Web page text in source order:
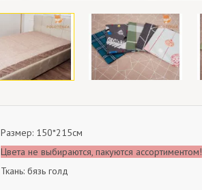
Размер: 150*215см
Цвета не выбираются, пакуются ассортиментом!
Ткань: бязь голд